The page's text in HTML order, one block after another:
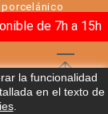
la funcionalidad
en el texto de
.
de 7h a 15h